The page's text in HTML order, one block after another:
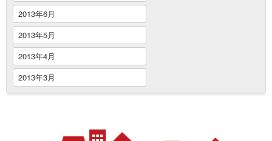
2013年6月
2013年5月
2013年4月
2013年3月